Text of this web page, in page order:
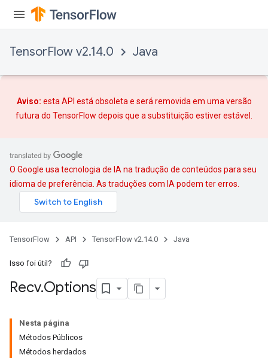
TensorFlow v2.14.0 Java
Aviso: esta API está obsoleta e será removida em uma versão
futura do TensorFlow depois que a substituição estiver estável.
O Google usa tecnologia de IA na tradução de conteúdos para seu
idioma de preferência. As traduções com IA podem ter erros.
TensorFlow API TensorFlow v2.14.0 Java
Isso foi útil?
Recv.Options
Nesta página
Métodos Públicos
Métodos herdados